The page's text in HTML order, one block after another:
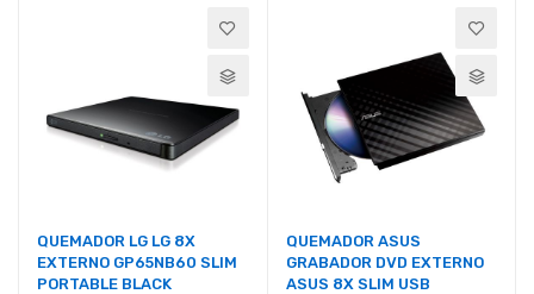
QUEMADOR LG LG 8X
EXTERNO GP65NB60 SLIM
PORTABLE BLACK
QUEMADOR ASUS
GRABADOR DVD EXTERNO
ASUS 8X SLIM USB